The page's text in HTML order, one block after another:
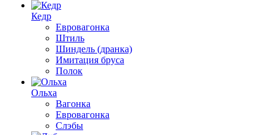
Кедр
Евровагонка
Штиль
Шиндель (дранка)
Имитация бруса
Полок
Ольха
Вагонка
Евровагонка
Слэбы